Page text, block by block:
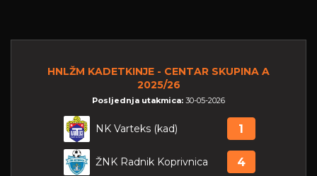
HNLŽM KADETKINJE - CENTAR SKUPINA A
2025/26
Posljednja utakmica: 30-05-2026
NK Varteks (kad) 1
ŽNK Radnik Koprivnica 4